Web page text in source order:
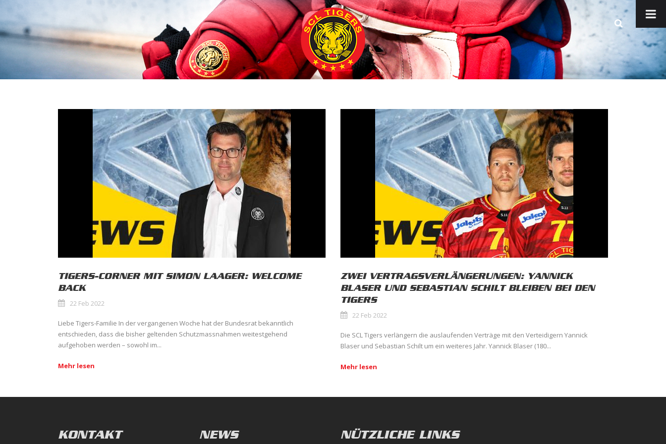
TIGERS-CORNER MIT SIMON LAAGER: WELCOME
BACK
22 Feb 2022
Liebe Tigers-Familie In der vergangenen Woche hat der Bundesrat bekanntlich
entschieden, dass die bisher geltenden Schutzmassnahmen weitestgehend
aufgehoben werden – sowohl im...
Mehr lesen
ZWEI VERTRAGSVERLÄNGERUNGEN: YANNICK
BLASER UND SEBASTIAN SCHILT BLEIBEN BEI DEN
TIGERS
22 Feb 2022
Die SCL Tigers verlängern die auslaufenden Verträge mit den Verteidigern Yannick
Blaser und Sebastian Schilt um ein weiteres Jahr. Yannick Blaser (180...
Mehr lesen
KONTAKT NEWS NÜTZLICHE LINKS